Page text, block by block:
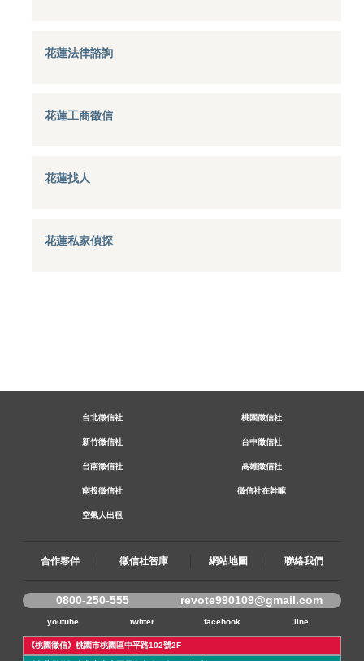
花蓮法律諮詢
花蓮工商徵信
花蓮找人
花蓮私家偵探
台北徵信社 桃園徵信社
新竹徵信社 台中徵信社
台南徵信社 高雄徵信社
南投徵信社 徵信社在幹嘛
空氣人出租
合作夥伴 徵信社智庫 網站地圖 聯絡我們
0800-250-555 revote990109@gmail.com
youtube twitter facebook line
《桃園徵信》桃園市桃園區中平路102號2F